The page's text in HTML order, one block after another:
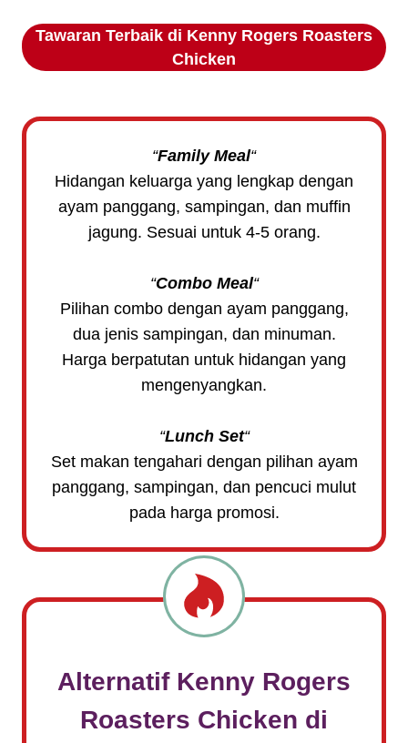
Tawaran Terbaik di Kenny Rogers Roasters
Chicken
“Family Meal“
Hidangan keluarga yang lengkap dengan
ayam panggang, sampingan, dan muffin
jagung. Sesuai untuk 4-5 orang.
“Combo Meal“
Pilihan combo dengan ayam panggang,
dua jenis sampingan, dan minuman.
Harga berpatutan untuk hidangan yang
mengenyangkan.
“Lunch Set“
Set makan tengahari dengan pilihan ayam
panggang, sampingan, dan pencuci mulut
pada harga promosi.
Alternatif Kenny Rogers
Roasters Chicken di